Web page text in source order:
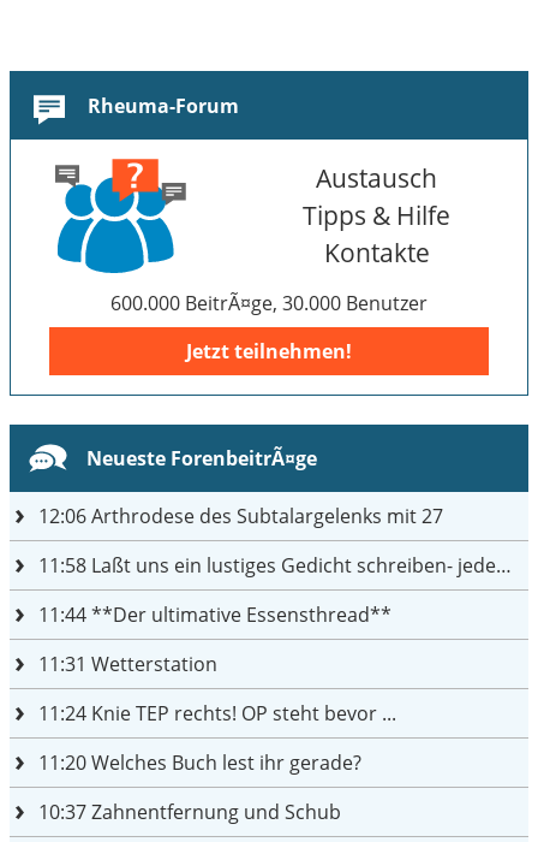
Rheuma-Forum
Austausch
Tipps & Hilfe
Kontakte
600.000 BeitrÃ¤ge, 30.000 Benutzer
Jetzt teilnehmen!
Neueste ForenbeitrÃ¤ge
12:06Arthrodese des Subtalargelenks mit 27
11:58 Laßt uns ein lustiges Gedicht schreiben- jeder einen Satz
11:44**Der ultimative Essensthread**
11:31 Wetterstation
11:24 Knie TEP rechts! OP steht bevor ...
11:20Welches Buch lest ihr gerade?
10:37Zahnentfernung und Schub